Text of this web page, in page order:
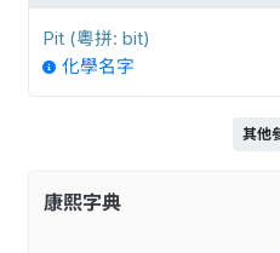
Pit (粵拼: bit)
化學名字
其他
康熙字典